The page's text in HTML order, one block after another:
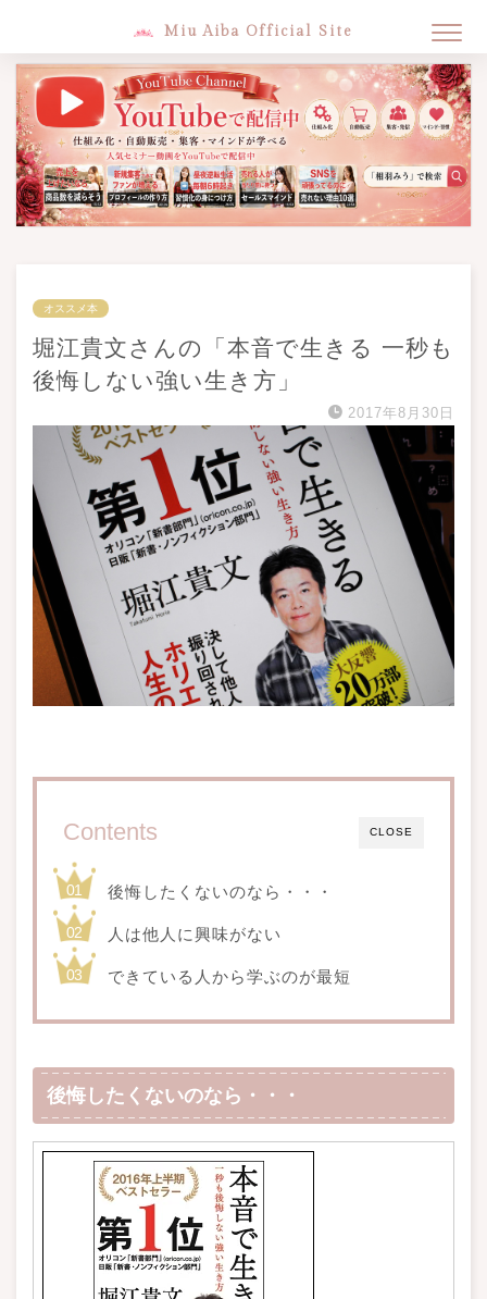
Miu Aiba Official Site
オススメ本
堀江貴文さんの「本音で生きる 一秒も
後悔しない強い生き方」
2017年8月30日
CLOSE
Contents
後悔したくないのなら・・・
人は他人に興味がない
できている人から学ぶのが最短
後悔したくないのなら・・・